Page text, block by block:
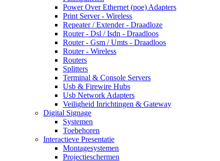
Power Over Ethernet (poe) Adapters
Print Server - Wireless
Repeater / Extender - Draadloze
Router - Dsl / Isdn - Draadloos
Router - Gsm / Umts - Draadloos
Router - Wireless
Routers
Splitters
Terminal & Console Servers
Usb & Firewire Hubs
Usb Network Adapters
Veiligheid Inrichtingen & Gateway
Digital Signage
Systemen
Toebehoren
Interactieve Presentatie
Montagesystemen
Projectieschermen